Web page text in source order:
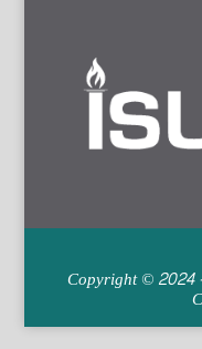
Copyright © 2024